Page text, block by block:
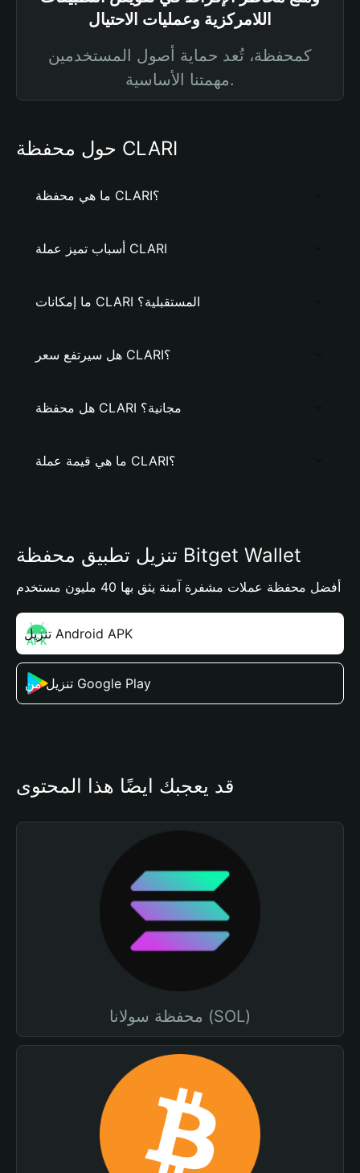
اللامركزية وعمليات الاحتيال
كمحفظة، تُعد حماية أصول المستخدمين
مهمتنا الأساسية.
حول محفظة CLARI
ما هي محفظة CLARI؟
أسباب تميز عملة CLARI
ما إمكانات CLARI المستقبلية؟
هل سيرتفع سعر CLARI؟
هل محفظة CLARI مجانية؟
ما هي قيمة عملة CLARI؟
تنزيل تطبيق محفظة Bitget Wallet
أفضل محفظة عملات مشفرة آمنة يثق بها 40 مليون مستخدم
تنزيل Android APK
تنزيل من Google Play
قد يعجبك أيضًا هذا المحتوى
محفظة سولانا (SOL)